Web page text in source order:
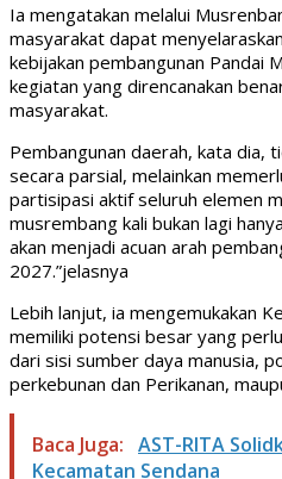
Ia mengatakan melalui
masyarakat dapat
kebijakan pembangunan Pandai
kegiatan yang direncanakan
masyarakat.
Pembangunan daerah, kata dia,
secara parsial, melainkan
partisipasi aktif seluruh elemen
musrembang kali bukan lagi
akan menjadi acuan arah
2027.”jelasnya
Lebih lanjut, ia mengemukakan
memiliki potensi besar yang
dari sisi sumber daya manusia,
perkebunan dan Perikanan,
Baca Juga: AST-RITA
Kecamatan Sendana